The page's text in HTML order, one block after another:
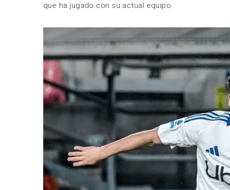
que ha jugado con su actual equipo.